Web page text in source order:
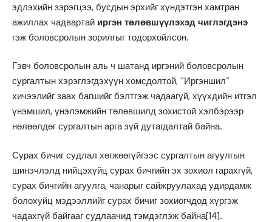
эдлэхийн зэрэгцээ, бусдын эрхийг хүндэтгэн хамтран
ажиллах чадвартай иргэн төлөвшүүлэхэд чиглэгдэнэ
гэж боловсролын зорилгыг тодорхойлсон.
Гэвч боловсролын аль ч шатанд иргэний боловсролын
сургалтын хэрэглэгдэхүүн хомсдолтой, “Иргэншил”
хичээлийг заах багшийг бэлтгэж чадаагүй, хүүхдийн итгэл
үнэмшил, үнэлэмжийн төлөвшилд зохистой хэлбэрээр
нөлөөлдөг сургалтын арга зүй дутагдалтай байна.
Сурах бичиг судлал хөгжөөгүйгээс сургалтын агуулгын
шинэчлэлд нийцэхүйц сурах бичгийн эх зохиол гарахгүй,
сурах бичгийн агуулга, чанарыг сайжруулахад удирдамж
болохуйц мэдээллийг сурах бичиг зохиогчдод хүргэж
чадахгүй байгааг судлаачид тэмдэглэж байна[14].